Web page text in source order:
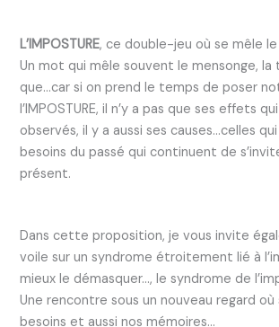
L’IMPOSTURE, ce double-jeu où se mêle
Un mot qui mêle souvent le mensonge, la
que…car si on prend le temps de poser
l’IMPOSTURE, il n’y a pas que ses effets
observés, il y a aussi ses causes…celles
besoins du passé qui continuent de
présent.
Dans cette proposition, je vous invite
voile sur un syndrome étroitement lié à
mieux le démasquer…, le syndrome de
Une rencontre sous un nouveau regard
besoins et aussi nos mémoires…